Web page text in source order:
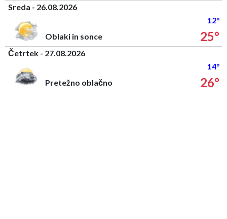
Sreda - 26.08.2026
12°
Oblaki in sonce
25°
Četrtek - 27.08.2026
14°
Pretežno oblačno
26°